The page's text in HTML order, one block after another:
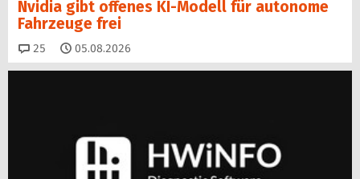
Nvidia gibt offenes KI-Modell für autonome
Fahrzeuge frei
25 Kommentare
05.08.2026